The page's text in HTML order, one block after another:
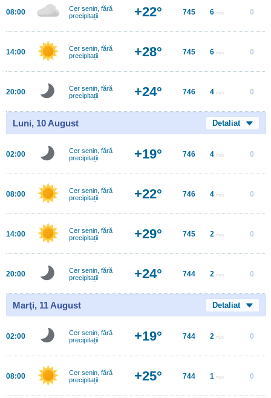
08:00
Cer senin, fără
precipitații
+22° 745 6 m/s 0
14:00
Cer senin, fără
precipitații
+28° 745 6 m/s 0
20:00
Cer senin, fără
precipitații
+24° 746 4 m/s 0
Luni, 10 August Detaliat
02:00
Cer senin, fără
precipitații
+19° 746 4 m/s 0
08:00
Cer senin, fără
precipitații
+22° 746 4 m/s 0
14:00
Cer senin, fără
precipitații
+29° 745 2 m/s 0
20:00
Cer senin, fără
precipitații
+24° 744 2 m/s 0
Marţi, 11 August Detaliat
02:00
Cer senin, fără
precipitații
+19° 744 2 m/s 0
08:00
Cer senin, fără
precipitații
+25° 744 1 m/s 0